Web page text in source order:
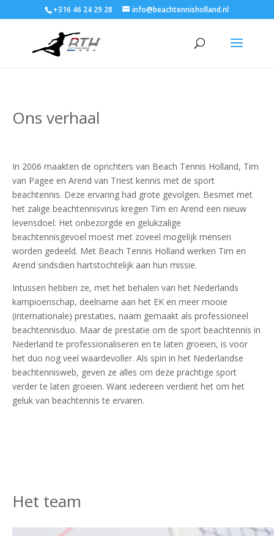
+316 46 24 29 28 info@beachtennisholland.nl
Ons verhaal
In 2006 maakten de oprichters van Beach Tennis Holland, Tim
van Pagee en Arend van Triest kennis met de sport
beachtennis. Deze ervaring had grote gevolgen. Besmet met
het zalige beachtennisvirus kregen Tim en Arend een nieuw
levensdoel: Het onbezorgde en gelukzalige
beachtennisgevoel moest met zoveel mogelijk mensen
worden gedeeld. Met Beach Tennis Holland werken Tim en
Arend sindsdien hartstochtelijk aan hun missie.
Intussen hebben ze, met het behalen van het Nederlands
kampioenschap, deelname aan het EK en meer mooie
(internationale) prestaties, naam gemaakt als professioneel
beachtennisduo. Maar de prestatie om de sport beachtennis in
Nederland te professionaliseren en te laten groeien, is voor
het duo nog veel waardevoller. Als spin in het Nederlandse
beachtennisweb, geven ze alles om deze prachtige sport
verder te laten groeien. Want iedereen verdient het om het
geluk van beachtennis te ervaren.
Het team